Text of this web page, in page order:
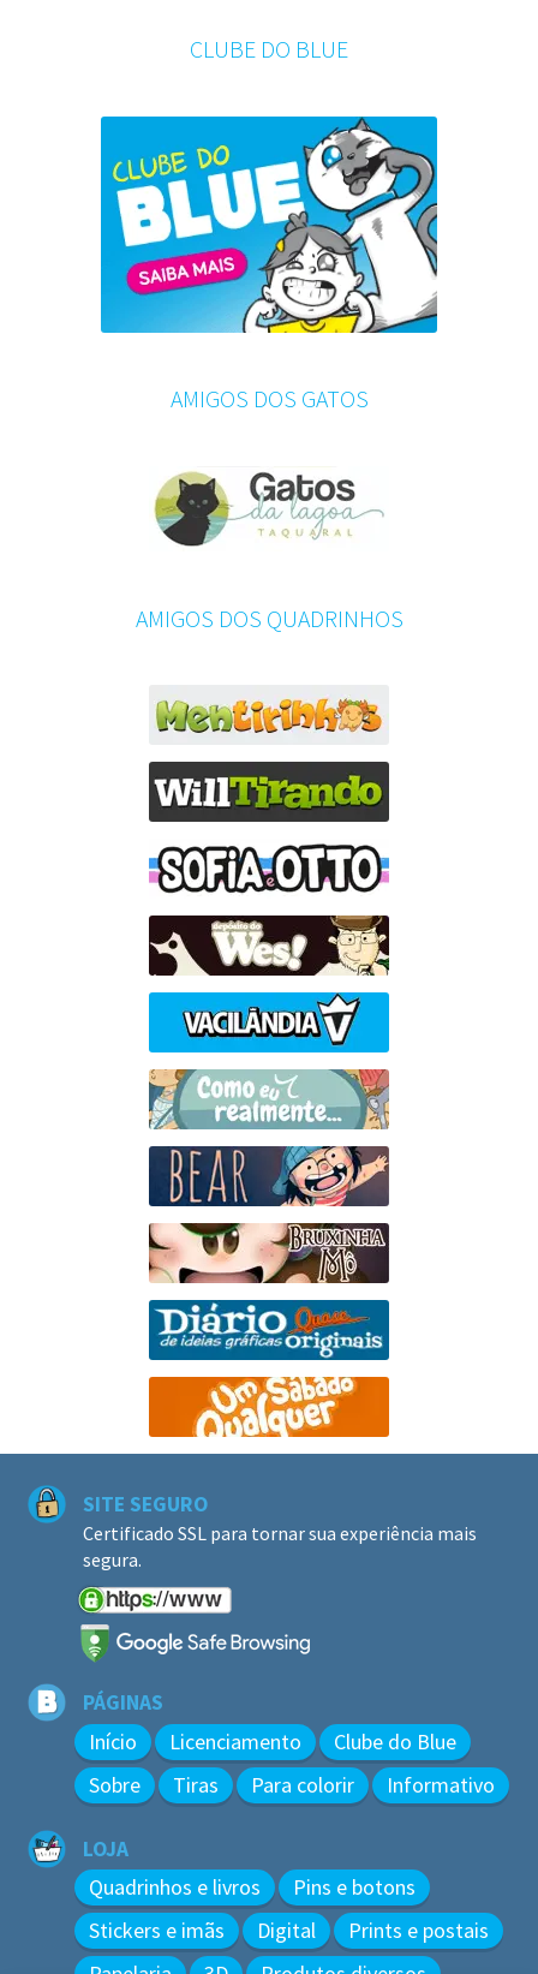
CLUBE DO BLUE
AMIGOS DOS GATOS
AMIGOS DOS QUADRINHOS
SITE SEGURO
Certificado SSL para tornar sua experiência mais
segura.
PÁGINAS
Início Licenciamento
Clube do Blue
Sobre
Tiras Para colorir Informativo
LOJA
Quadrinhos e livros
Pins e botons
Stickers e imãs
Digital
Prints e postais